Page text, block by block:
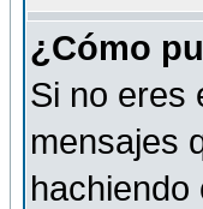
¿Cómo
Si no eres
mensajes
hachiendo